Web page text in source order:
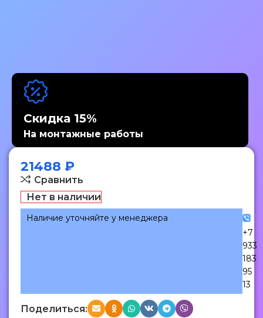
Скидка 15%
На монтажные работы
21488 ₽
Сравнить
Нет в наличии
Наличие уточняйте у менеджера
+7
933
183
95
13
Поделиться: